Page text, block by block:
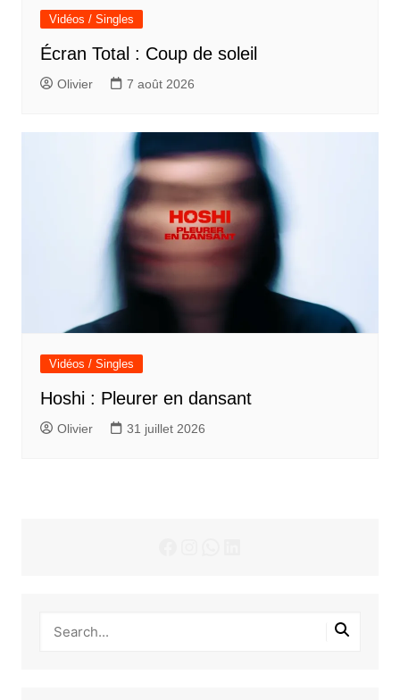
Vidéos / Singles
Écran Total : Coup de soleil
Olivier 7 août 2026
Vidéos / Singles
Hoshi : Pleurer en dansant
Olivier 31 juillet 2026